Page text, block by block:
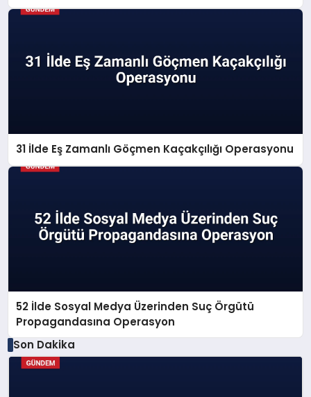
31 İlde Eş Zamanlı Göçmen Kaçakçılığı Operasyonu
52 İlde Sosyal Medya Üzerinden Suç Örgütü
Propagandasına Operasyon
Son Dakika